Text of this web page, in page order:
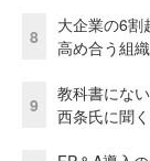
8
大企業の6割
高め合う組
9
教科書にな
西条氏に聞